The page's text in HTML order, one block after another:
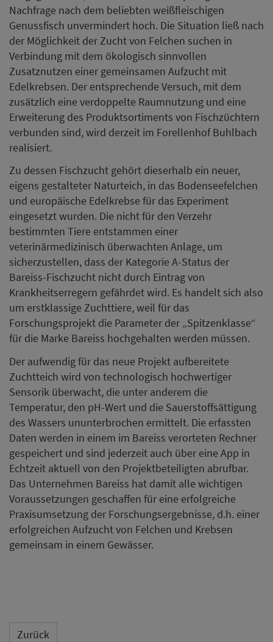
Nachfrage nach dem beliebten weißfleischigen
Genussfisch unvermindert hoch. Die Situation ließ nach
der Möglichkeit der Zucht von Felchen suchen in
Verbindung mit dem ökologisch sinnvollen
Zusatznutzen einer gemeinsamen Aufzucht mit
Edelkrebsen. Der entsprechende Versuch, mit dem
zusätzlich eine verdoppelte Raumnutzung und eine
Erweiterung des Produktsortiments von Fischzüchtern
verbunden sind, wird derzeit im Forellenhof Buhlbach
realisiert.
Zu dessen Fischzucht gehört dieserhalb ein neuer,
eigens gestalteter Naturteich, in das Bodenseefelchen
und europäische Edelkrebse für das Experiment
eingesetzt wurden. Die nicht für den Verzehr
bestimmten Tiere entstammen einer
veterinärmedizinisch überwachten Anlage, um
sicherzustellen, dass der Kategorie A-Status der
Bareiss-Fischzucht nicht durch Eintrag von
Krankheitserregern gefährdet wird. Es handelt sich also
um erstklassige Zuchttiere, weil für das
Forschungsprojekt die Parameter der „Spitzenklasse“
für die Marke Bareiss hochgehalten werden müssen.
Der aufwendig für das neue Projekt aufbereitete
Zuchtteich wird von technologisch hochwertiger
Sensorik überwacht, die unter anderem die
Temperatur, den pH-Wert und die Sauerstoffsättigung
des Wassers ununterbrochen ermittelt. Die erfassten
Daten werden in einem im Bareiss verorteten Rechner
gespeichert und sind jederzeit auch über eine App in
Echtzeit aktuell von den Projektbeteiligten abrufbar.
Das Unternehmen Bareiss hat damit alle wichtigen
Voraussetzungen geschaffen für eine erfolgreiche
Praxisumsetzung der Forschungsergebnisse, d.h. einer
erfolgreichen Aufzucht von Felchen und Krebsen
gemeinsam in einem Gewässer.
Zurück